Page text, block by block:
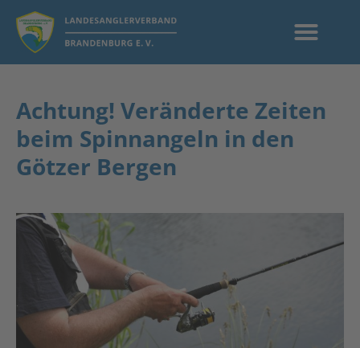
Achtung! Veränderte Zeiten
beim Spinnangeln in den
Götzer Bergen